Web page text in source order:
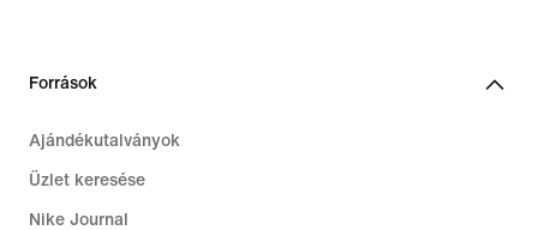
Források
Ajándékutalványok
Üzlet keresése
Nike Journal